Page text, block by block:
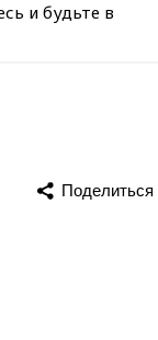
и будьте в
Поделиться